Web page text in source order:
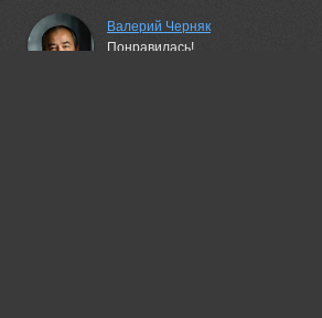
Валерий Черняк
Понравилась!